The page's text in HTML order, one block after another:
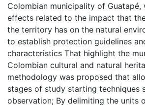
Colombian municipality of Guatapé,
effects related to the impact that
the territory has on the natural
to establish protection guidelines
characteristics That highlight the
Colombian cultural and natural
methodology was proposed that
stages of study starting techniques
observation; By delimiting the units